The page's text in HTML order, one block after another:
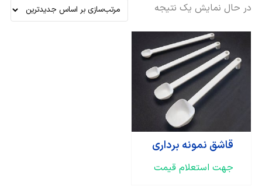
در حال نمایش یک نتیجه
قاشق نمونه برداری
جهت استعلام قیمت